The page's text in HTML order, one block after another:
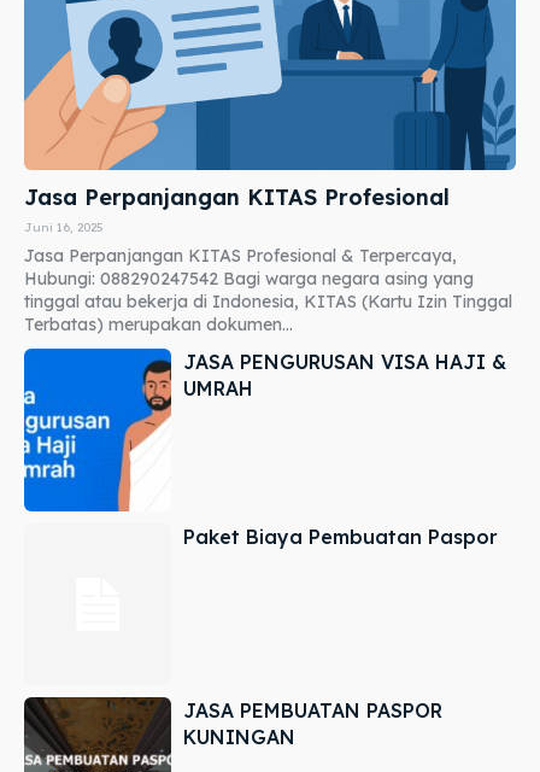
Jasa Perpanjangan KITAS Profesional
Juni 16, 2025
Jasa Perpanjangan KITAS Profesional & Terpercaya,
Hubungi: 088290247542 Bagi warga negara asing yang
tinggal atau bekerja di Indonesia, KITAS (Kartu Izin Tinggal
Terbatas) merupakan dokumen...
JASA PENGURUSAN VISA HAJI &
UMRAH
Paket Biaya Pembuatan Paspor
JASA PEMBUATAN PASPOR
KUNINGAN